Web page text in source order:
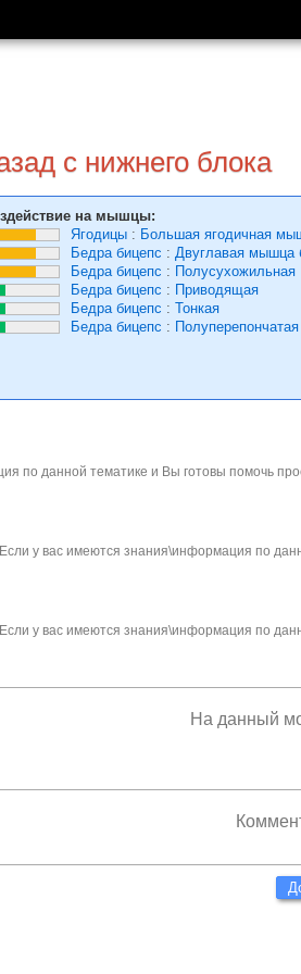
с нижнего блока
на мышцы:
Ягодицы : Большая ягодичная
Бедра бицепс : Двуглавая мышца
Бедра бицепс : Полусухожильная
Бедра бицепс : Приводящая
Бедра бицепс : Тонкая
Бедра бицепс : Полуперепончатая
по данной тематике и Вы готовы помочь
Если у вас имеются знания\информация по
Если у вас имеются знания\информация по
На данный